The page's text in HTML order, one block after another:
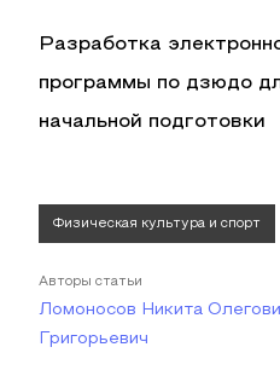
Разработка
программы по дзюдо
начальной подготовки
Физическая культура и спорт
Авторы статьи
Ломоносов Никита
Григорьевич